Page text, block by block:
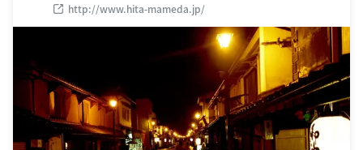
http://www.hita-mameda.jp/